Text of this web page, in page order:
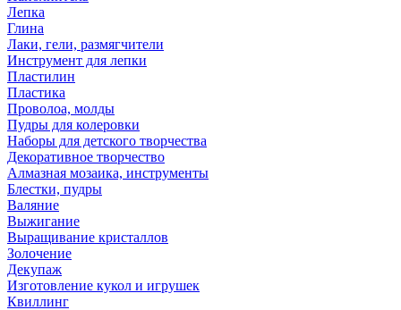
Лепка
Глина
Лаки, гели, размягчители
Инструмент для лепки
Пластилин
Пластика
Проволоа, молды
Пудры для колеровки
Наборы для детского творчества
Декоративное творчество
Алмазная мозаика, инструменты
Блестки, пудры
Валяние
Выжигание
Выращивание кристаллов
Золочение
Декупаж
Изготовление кукол и игрушек
Квиллинг